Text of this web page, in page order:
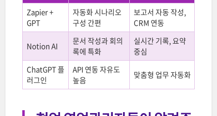
Zapier +
GPT
자동화 시나리오
구성 간편
보고서 자동 작성,
CRM 연동
Notion AI
문서 작성과 회의
록에 특화
실시간 기록, 요약
중심
ChatGPT 플
러그인
API 연동 자유도
높음
맞춤형 업무 자동화